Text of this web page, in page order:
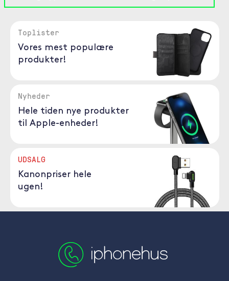
Toplister
Vores mest populære
produkter!
Nyheder
Hele tiden nye produkter
til Apple-enheder!
UDSALG
Kanonpriser hele
ugen!